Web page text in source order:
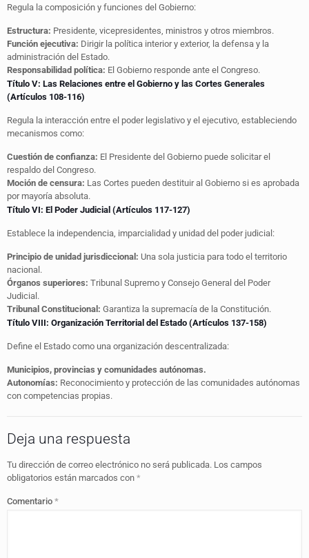
Regula la composición y funciones del Gobierno:
Estructura: Presidente, vicepresidentes, ministros y otros miembros.
Función ejecutiva: Dirigir la política interior y exterior, la defensa y la
administración del Estado.
Responsabilidad política: El Gobierno responde ante el Congreso.
Título V: Las Relaciones entre el Gobierno y las Cortes Generales
(Artículos 108-116)
Regula la interacción entre el poder legislativo y el ejecutivo, estableciendo
mecanismos como:
Cuestión de confianza: El Presidente del Gobierno puede solicitar el
respaldo del Congreso.
Moción de censura: Las Cortes pueden destituir al Gobierno si es aprobada
por mayoría absoluta.
Título VI: El Poder Judicial (Artículos 117-127)
Establece la independencia, imparcialidad y unidad del poder judicial:
Principio de unidad jurisdiccional: Una sola justicia para todo el territorio
nacional.
Órganos superiores: Tribunal Supremo y Consejo General del Poder
Judicial.
Tribunal Constitucional: Garantiza la supremacía de la Constitución.
Título VIII: Organización Territorial del Estado (Artículos 137-158)
Define el Estado como una organización descentralizada:
Municipios, provincias y comunidades autónomas.
Autonomías: Reconocimiento y protección de las comunidades autónomas
con competencias propias.
Deja una respuesta
Tu dirección de correo electrónico no será publicada. Los campos
obligatorios están marcados con *
Comentario *